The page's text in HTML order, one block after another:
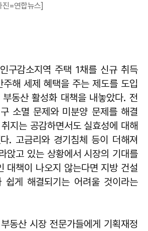
진=연합뉴스]
구감소지역 주택 1채를 신규 취득
주해 세제 혜택을 주는 제도를 도입
동산 활성화 대책을 내놓았다. 전
소멸 문제와 미분양 문제를 해결
지는 공감하면서도 실효성에 대해
. 고금리와 경기침체 등이 더해져
앉고 있는 상황에서 시장의 기대를
대책이 나오지 않는다면 지방 건설
쉽게 해결되기는 어려울 것이라는
동산 시장 전문가들에게 기획재정